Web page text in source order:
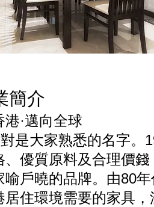
簡介
·邁向全球
對是大家熟悉的名字
、優質原料及合理價
喻戶曉的品牌。由80
居住環境需要的家具